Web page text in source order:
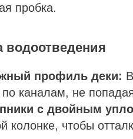
пробка.
водоотведения
профиль деки:
каналам, не
с двойным
колонке, чтобы